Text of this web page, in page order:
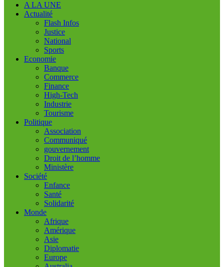
A LA UNE
Actualité
Flash Infos
Justice
National
Sports
Economie
Banque
Commerce
Finance
High-Tech
Industrie
Tourisme
Politique
Association
Communiqué
gouvernement
Droit de l’homme
Ministère
Société
Enfance
Santé
Solidarité
Monde
Afrique
Amérique
Asie
Diplomatie
Europe